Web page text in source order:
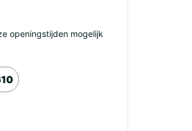
openingstijden mogelijk